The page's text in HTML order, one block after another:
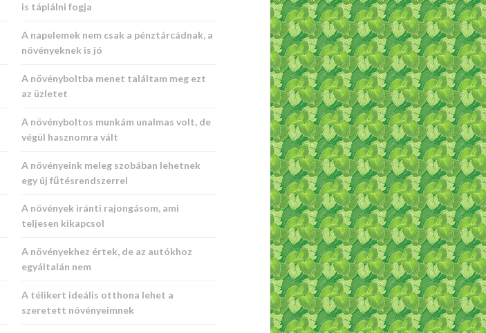
is táplálni fogja
A napelemek nem csak a pénztárcádnak, a
növényeknek is jó
A növényboltba menet találtam meg ezt
az üzletet
A növényboltos munkám unalmas volt, de
végül hasznomra vált
A növényeink meleg szobában lehetnek
egy új fűtésrendszerrel
A növények iránti rajongásom, ami
teljesen kikapcsol
A növényekhez értek, de az autókhoz
egyáltalán nem
A télikert ideális otthona lehet a
szeretett növényeimnek